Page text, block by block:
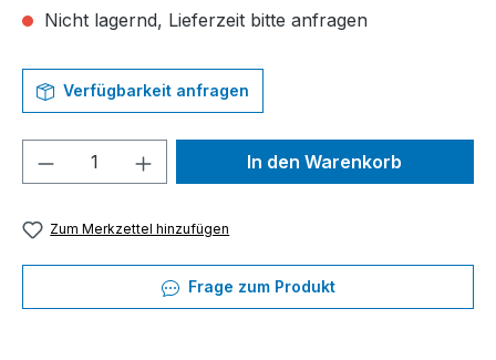
Nicht lagernd, Lieferzeit bitte anfragen
Verfügbarkeit anfragen
Produkt Anzahl: Gib denIn den Warenkorb
Zum Merkzettel hinzufügen
Frage zum Produkt